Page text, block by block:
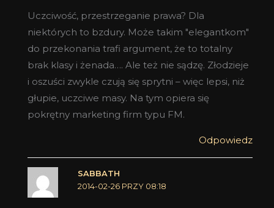
Uczciwość, przestrzeganie prawa? Dla
niektórych to bzdury. Może takim "elegantkom"
do przekonania trafi argument, że to totalny
brak klasy i żenada…. Ale też nie sądzę. Złodzieje
i oszuści zwykle czują się sprytni – więc lepsi, niż
głupie, uczciwe masy. Na tym opiera się
pokrętny marketing firm typu FM.
Odpowiedz
SABBATH
2014-02-26 PRZY 08:18